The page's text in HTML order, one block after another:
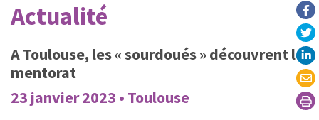
Actualité
A Toulouse, les « sourdoués » découvrent le
mentorat
23 janvier 2023 • Toulouse